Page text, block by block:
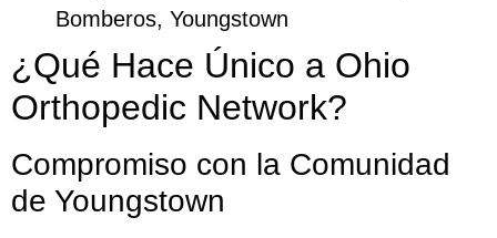
Bomberos, Youngstown
¿Qué Hace Único a Ohio
Orthopedic Network?
Compromiso con la Comunidad
de Youngstown